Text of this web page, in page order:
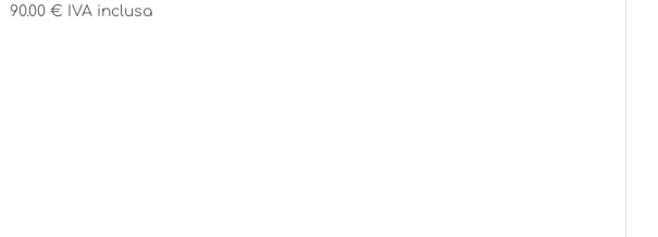
90.00 € IVA inclusa